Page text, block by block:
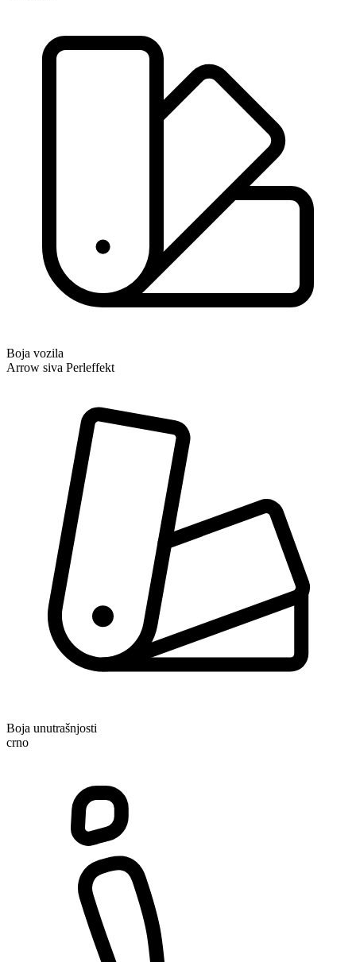
Boja vozila
Arrow siva Perleffekt
Boja unutrašnjosti
crno